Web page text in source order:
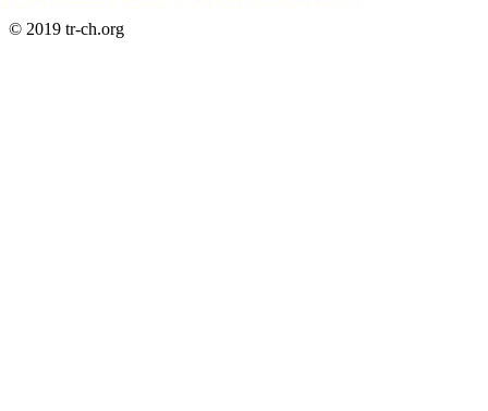
© 2019 tr-ch.org